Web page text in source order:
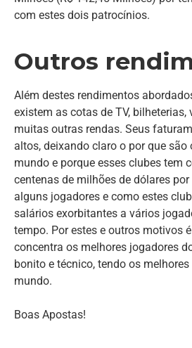
com estes dois patrocínios.
Outros
Além destes rendimentos
existem as cotas de TV, bilheterias,
muitas outras rendas. Seus
altos, deixando claro o por que
mundo e porque esses clubes tem
centenas de milhões de dólares
alguns jogadores e como estes
salários exorbitantes a vários
tempo. Por estes e outros motivos
concentra os melhores jogadores
bonito e técnico, tendo os
mundo.
Boas Apostas!